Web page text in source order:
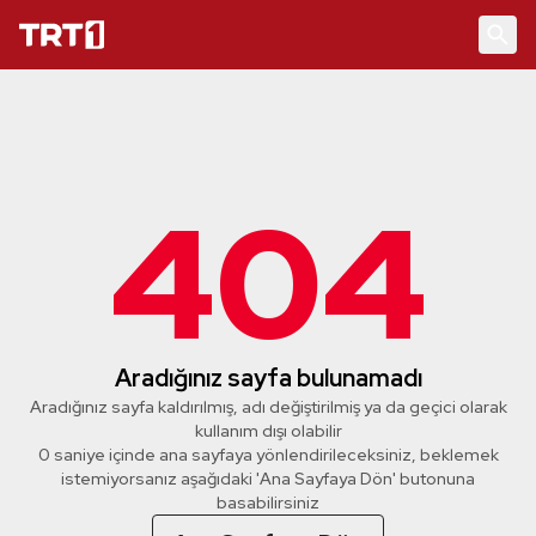
404
Aradığınız sayfa bulunamadı
Aradığınız sayfa kaldırılmış, adı değiştirilmiş ya da geçici olarak
kullanım dışı olabilir
0 saniye içinde ana sayfaya yönlendirileceksiniz, beklemek
istemiyorsanız aşağıdaki 'Ana Sayfaya Dön' butonuna
basabilirsiniz